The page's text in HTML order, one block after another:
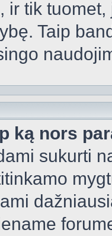
ir tik
Taip
ką nors
sukurti